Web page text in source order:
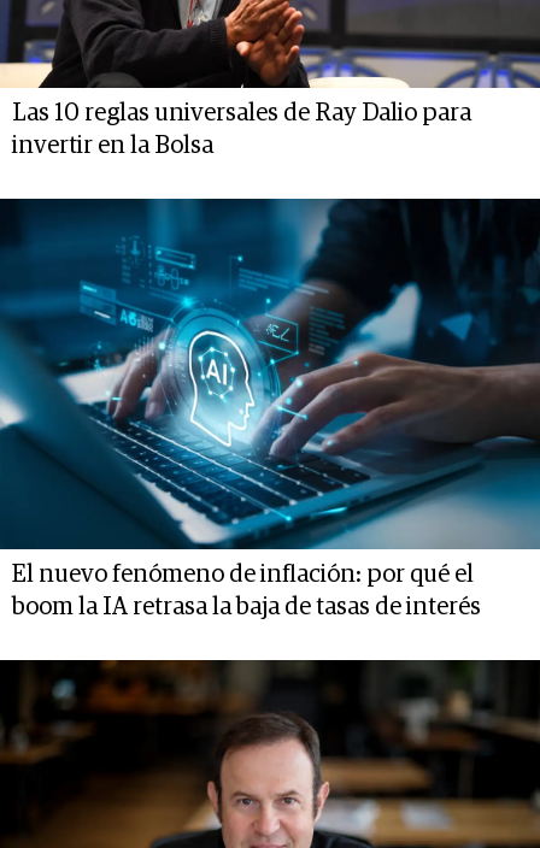
Las 10 reglas universales de Ray Dalio para
invertir en la Bolsa
El nuevo fenómeno de inflación: por qué el
boom la IA retrasa la baja de tasas de interés